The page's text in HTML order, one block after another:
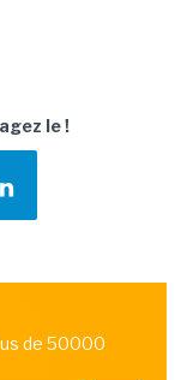
le !
de 50000